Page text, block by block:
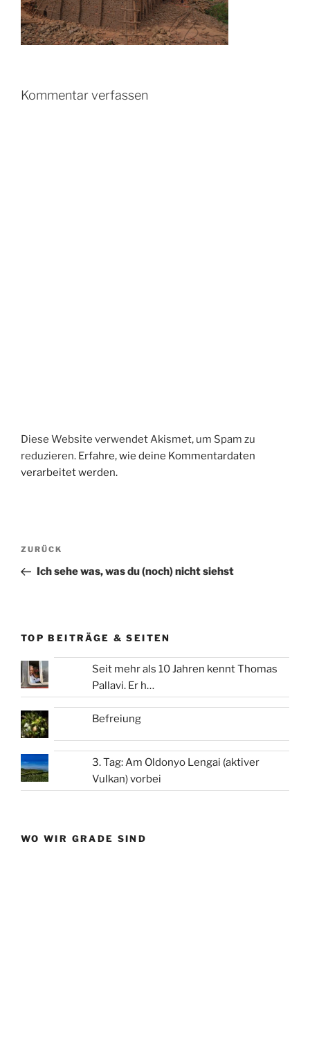
Kommentar verfassen
Diese Website verwendet Akismet, um Spam zu
reduzieren. Erfahre, wie deine Kommentardaten
verarbeitet werden.
Beitragsnavigation
Vorheriger
Beitrag
ZURÜCK
Ich sehe was, was du (noch) nicht siehst
TOP BEITRÄGE & SEITEN
Seit mehr als 10 Jahren kennt Thomas
Pallavi. Er h…
Befreiung
3. Tag: Am Oldonyo Lengai (aktiver
Vulkan) vorbei
WO WIR GRADE SIND